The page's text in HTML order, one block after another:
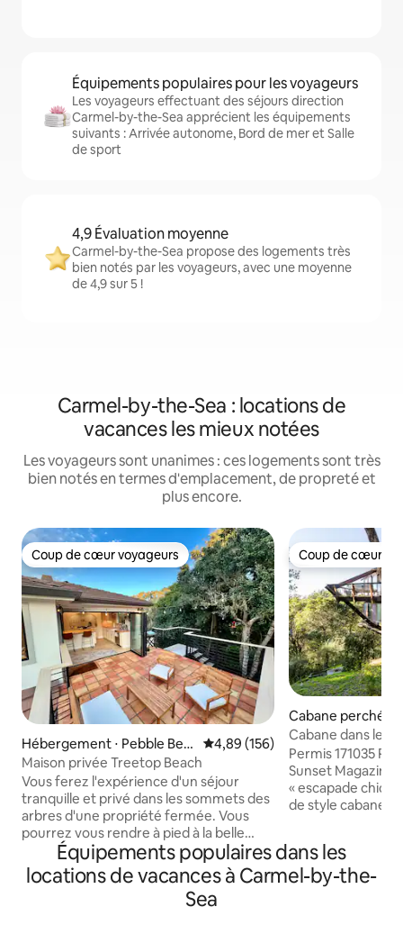
Équipements populaires pour les voyageurs
Les voyageurs effectuant des séjours direction
Carmel-by-the-Sea apprécient les équipements
suivants : Arrivée autonome, Bord de mer et Salle
de sport
4,9 Évaluation moyenne
Carmel-by-the-Sea propose des logements très
bien notés par les voyageurs, avec une moyenne
de 4,9 sur 5 !
Carmel-by-the-Sea : locations de
vacances les mieux notées
Les voyageurs sont unanimes : ces logements sont très
bien notés en termes d'emplacement, de propreté et
plus encore.
Coup de cœur voyageurs
Coup de cœur voyageurs
Hébergement ⋅ Pebble Bea
ch
Évaluation moyenne sur la
4,89 (156)
Maison privée Treetop Beach
Vous ferez l'expérience d'un séjour
tranquille et privé dans les sommets des
arbres d'une propriété fermée. Vous
pourrez vous rendre à pied à la belle
plage de Moss/Asilomar, aux restaurants
et au spa du Spanish Bay Resort et au
country club MPCC à quelques minutes
Coup de cœur
Coup de cœur
Cabane perchée
Cabane dans les
sur océan
Permis 171035
Sunset Magazine
« escapade chic
de style cabane
pierre, pour
apaisante de
lumière inonde la
Équipements populaires dans les
locations de vacances à Carmel-by-the-
Sea